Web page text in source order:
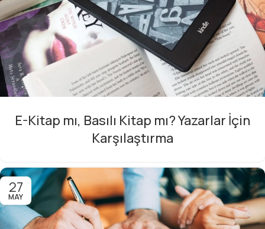
E-Kitap mı, Basılı Kitap mı? Yazarlar İçin
Karşılaştırma
27
MAY